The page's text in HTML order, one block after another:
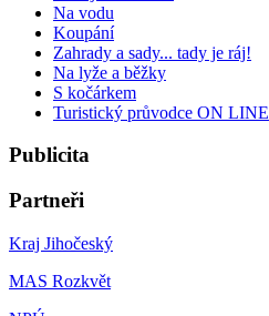
Na vodu
Koupání
Zahrady a sady... tady je ráj!
Na lyže a běžky
S kočárkem
Turistický průvodce ON LINE
Publicita
Partneři
Kraj Jihočeský
MAS Rozkvět